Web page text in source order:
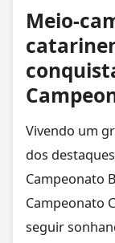
Meio-
Vivendo um
dos
Campeonato
Campeonato
seguir